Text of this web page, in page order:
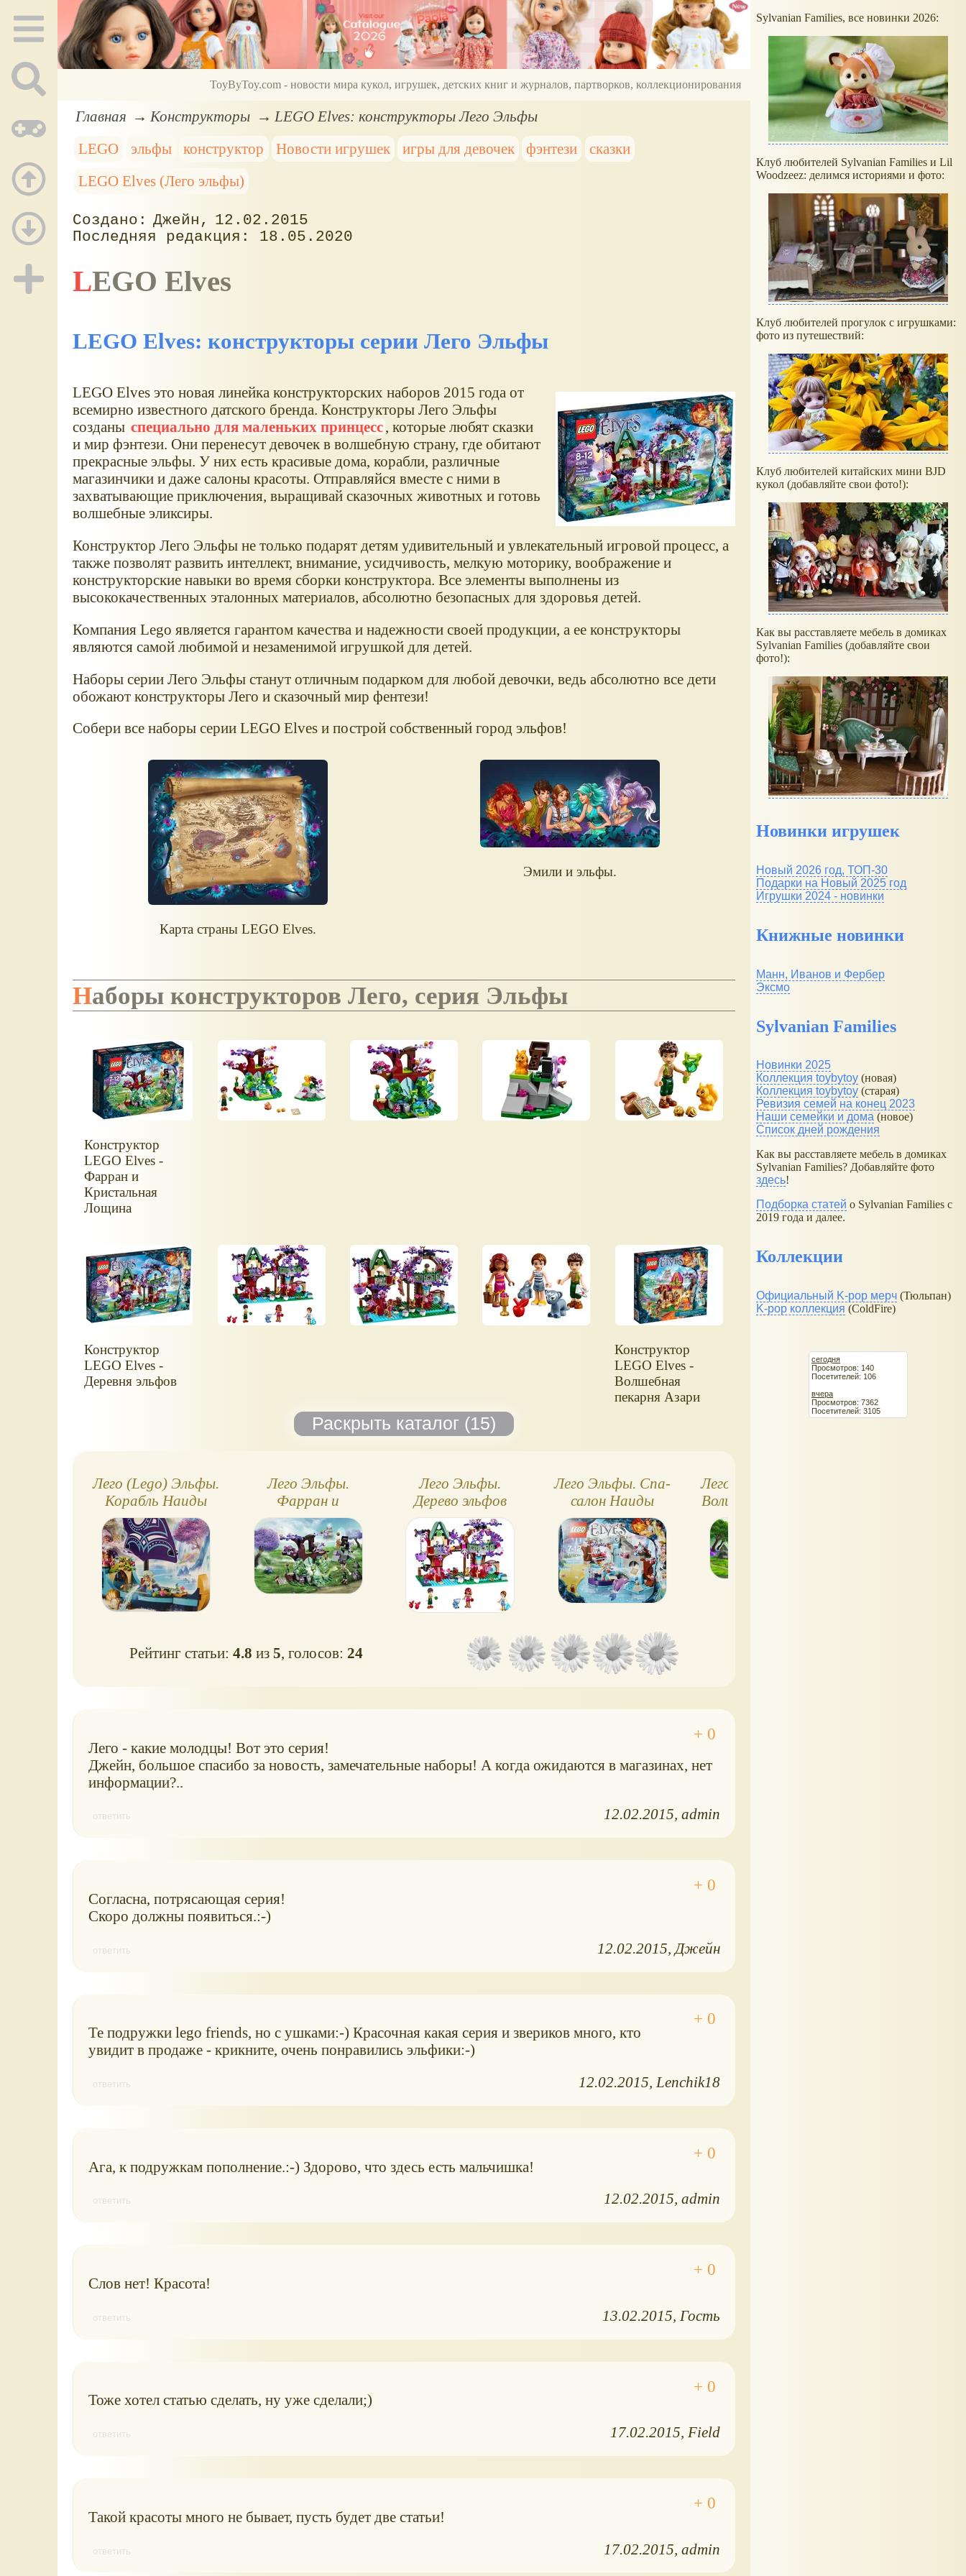
ToyByToy.com - новости мира кукол, игрушек, детских книг и журналов, партворков, коллекционирования
Главная Конструкторы
LEGO Elves: конструкторы Лего Эльфы
LEGO
эльфы конструктор Новости игрушек игры для девочек фэнтези
сказки
LEGO Elves (Лего эльфы)
Джейн
12.02.2015
18.05.2020
LEGO Elves
LEGO Elves: конструкторы серии Лего Эльфы
LEGO Elves это новая линейка конструкторских наборов 2015 года от
всемирно известного датского бренда. Конструкторы Лего Эльфы
созданы специально для маленьких принцесс, которые любят сказки
и мир фэнтези. Они перенесут девочек в волшебную страну, где обитают
прекрасные эльфы. У них есть красивые дома, корабли, различные
магазинчики и даже салоны красоты. Отправляйся вместе с ними в
захватывающие приключения, выращивай сказочных животных и готовь
волшебные эликсиры.
Конструктор Лего Эльфы не только подарят детям удивительный и увлекательный игровой процесс, а
также позволят развить интеллект, внимание, усидчивость, мелкую моторику, воображение и
конструкторские навыки во время сборки конструктора. Все элементы выполнены из
высококачественных эталонных материалов, абсолютно безопасных для здоровья детей.
Компания Lego является гарантом качества и надежности своей продукции, а ее конструкторы
являются самой любимой и незаменимой игрушкой для детей.
Наборы серии Лего Эльфы станут отличным подарком для любой девочки, ведь абсолютно все дети
обожают конструкторы Лего и сказочный мир фентези!
Собери все наборы серии LEGO Elves и построй собственный город эльфов!
Карта страны LEGO Elves.
Эмили и эльфы.
Наборы конструкторов Лего, серия Эльфы
Конструктор
LEGO Elves -
Фарран и
Кристальная
Лощина
Конструктор
LEGO Elves -
Деревня эльфов
Конструктор
LEGO Elves -
Волшебная
пекарня Азари
Лего (Lego) Эльфы.
Корабль Наиды
Лего Эльфы.
Фарран и
Кристальная
Лощина
Лего Эльфы.
Дерево эльфов
Лего Эльфы. Спа-
салон Наиды
Лего (Lego) Эльфы.
Волшебная пекарня
Рейтинг статьи:4.8 из5, голосов:24
Лего - какие молодцы! Вот это серия!
Джейн, большое спасибо за новость, замечательные наборы! А когда ожидаются в магазинах, нет
информации?..
ответить 12.02.2015 admin
Согласна, потрясающая серия!
Скоро должны появиться.:-)
ответить 12.02.2015 Джейн
Те подружки lego friends, но с ушками:-) Красочная какая серия и звериков много, кто
увидит в продаже - крикните, очень понравились эльфики:-)
ответить 12.02.2015 Lenchik18
Ага, к подружкам пополнение.:-) Здорово, что здесь есть мальчишка!
ответить 12.02.2015 admin
Слов нет! Красота!
ответить 13.02.2015 Гость
Тоже хотел статью сделать, ну уже сделали;)
ответить 17.02.2015 Field
Такой красоты много не бывает, пусть будет две статьи!
ответить 17.02.2015 admin
Sylvanian Families, все новинки 2026:
Клуб любителей Sylvanian Families и Lil
Woodzeez: делимся историями и фото:
Клуб любителей прогулок с игрушками:
фото из путешествий:
Клуб любителей китайских мини BJD
кукол (добавляйте свои фото!):
Как вы расставляете мебель в домиках
Sylvanian Families (добавляйте свои
фото!):
Новинки игрушек
Новый 2026 год, ТОП-30
Подарки на Новый 2025 год
Игрушки 2024 - новинки
Книжные новинки
Манн, Иванов и Фербер
Эксмо
Sylvanian Families
Новинки 2025
Коллекция toybytoy (новая)
Коллекция toybytoy (старая)
Ревизия семей на конец 2023
Наши семейки и дома (новое)
Список дней рождения
Как вы расставляете мебель в домиках
Sylvanian Families? Добавляйте фото
здесь!
Подборка статей о Sylvanian Families с
2019 года и далее.
Коллекции
Официальный K-pop мерч (Тюльпан)
K-pop коллекция (ColdFire)
сегодня
Просмотров: 140
Посетителей: 106
вчера
Просмотров: 7362
Посетителей: 3105